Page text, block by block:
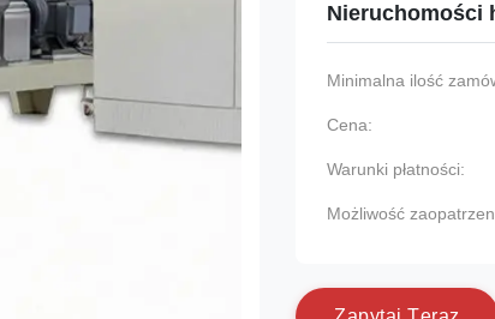
Nieruchomości
Minimalna ilość
Cena:
Warunki płatności:
Możliwość